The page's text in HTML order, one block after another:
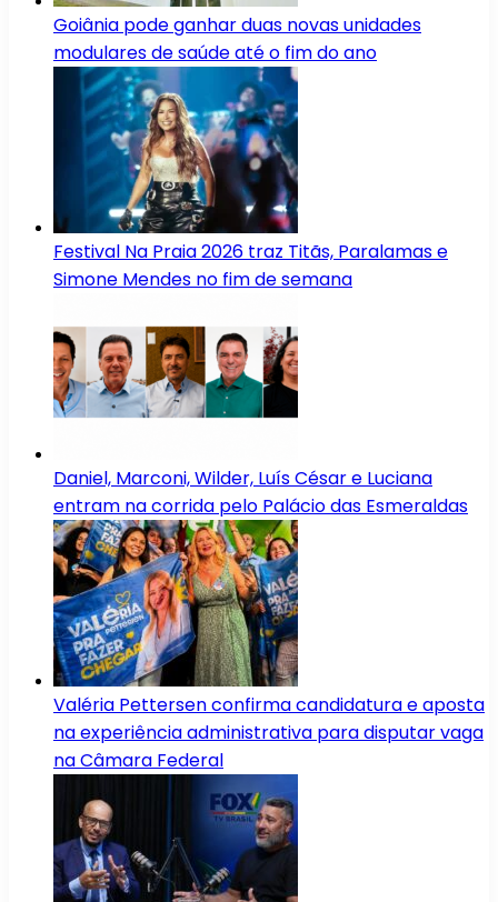
Goiânia pode ganhar duas novas unidades
modulares de saúde até o fim do ano
Festival Na Praia 2026 traz Titãs, Paralamas e
Simone Mendes no fim de semana
Daniel, Marconi, Wilder, Luís César e Luciana
entram na corrida pelo Palácio das Esmeraldas
Valéria Pettersen confirma candidatura e aposta
na experiência administrativa para disputar vaga
na Câmara Federal